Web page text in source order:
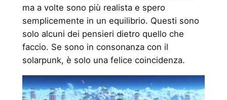
ma a volte sono più realista e spero
semplicemente in un equilibrio. Questi sono
solo alcuni dei pensieri dietro quello che
faccio. Se sono in consonanza con il
solarpunk, è solo una felice coincidenza.